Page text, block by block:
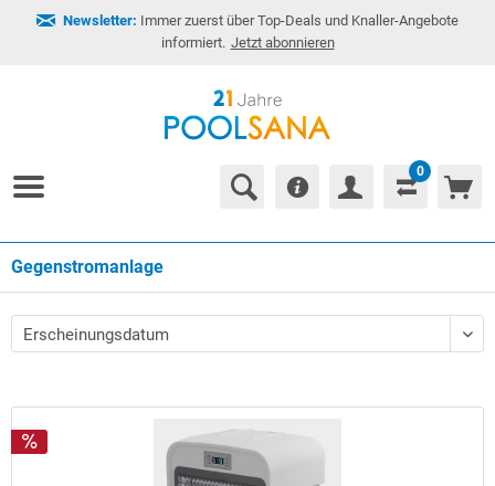
Newsletter: Immer zuerst über Top-Deals und Knaller-Angebote
informiert. Jetzt abonnieren
0
Gegenstromanlage